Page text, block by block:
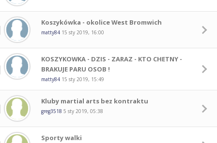
Koszykówka - okolice West Bromwich
matty84 15 sty 2019, 16:00
KOSZYKOWKA - DZIS - ZARAZ - KTO CHETNY -
BRAKUJE PARU OSOB !
matty84 15 sty 2019, 15:49
Kluby martial arts bez kontraktu
greg3518 5 sty 2019, 05:38
Sporty walki